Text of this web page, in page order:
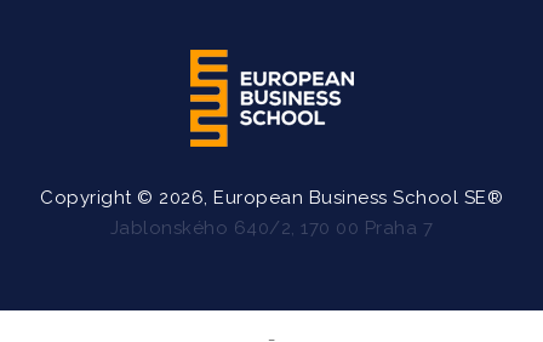
Copyright © 2026, European Business School SE®
Jablonského 640/2, 170 00 Praha 7